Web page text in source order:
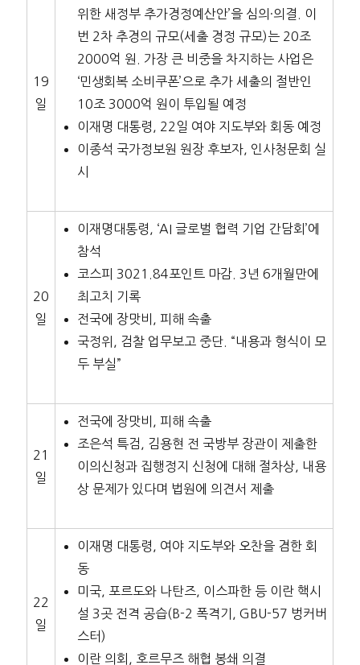
19
일
위한 새정부 추가경정예산안’을 심의·의결. 이
번 2차 추경의 규모(세출 경정 규모)는 20조
2000억 원. 가장 큰 비중을 차지하는 사업은
‘민생회복 소비쿠폰’으로 추가 세출의 절반인
10조 3000억 원이 투입될 예정
이재명 대통령, 22일 여야 지도부와 회동 예정
이종석 국가정보원 원장 후보자, 인사청문회 실
시
20
일
이재명대통령, ‘AI 글로벌 협력 기업 간담회’에
참석
코스피 3021.84포인트 마감. 3년 6개월만에
최고치 기록
전국에 장맛비, 피해 속출
국정위, 검찰 업무보고 중단. “내용과 형식이 모
두 부실”
21
일
전국에 장맛비, 피해 속출
조은석 특검, 김용현 전 국방부 장관이 제출한
이의신청과 집행정지 신청에 대해 절차상, 내용
상 문제가 있다며 법원에 의견서 제출
22
일
이재명 대통령, 여야 지도부와 오찬을 겸한 회
동
미국, 포르도와 나탄즈, 이스파한 등 이란 핵시
설 3곳 전격 공습(B-2 폭격기, GBU-57 벙커버
스터)
이란 의회, 호르무즈 해협 봉쇄 의결